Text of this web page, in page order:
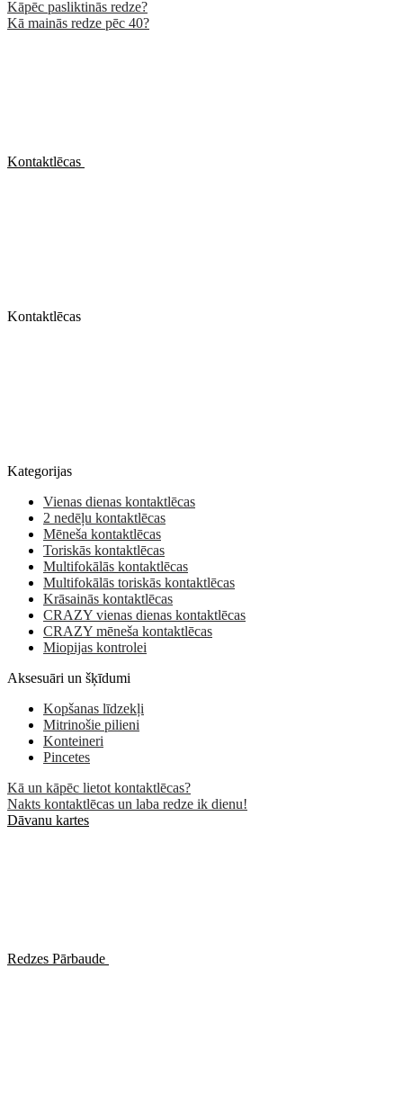
Kāpēc pasliktinās redze?
Kā mainās redze pēc 40?
Kontaktlēcas
Kontaktlēcas
Kategorijas
Vienas dienas kontaktlēcas
2 nedēļu kontaktlēcas
Mēneša kontaktlēcas
Toriskās kontaktlēcas
Multifokālās kontaktlēcas
Multifokālās toriskās kontaktlēcas
Krāsainās kontaktlēcas
CRAZY vienas dienas kontaktlēcas
CRAZY mēneša kontaktlēcas
Miopijas kontrolei
Aksesuāri un šķīdumi
Kopšanas līdzekļi
Mitrinošie pilieni
Konteineri
Pincetes
Kā un kāpēc lietot kontaktlēcas?
Nakts kontaktlēcas un laba redze ik dienu!
Dāvanu kartes
Redzes Pārbaude